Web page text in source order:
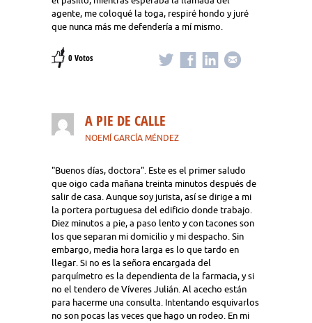
agente, me coloqué la toga, respiré hondo y juré
que nunca más me defendería a mí mismo.
0 Votos
A PIE DE CALLE
NOEMÍ GARCÍA MÉNDEZ
"Buenos días, doctora". Este es el primer saludo
que oigo cada mañana treinta minutos después de
salir de casa. Aunque soy jurista, así se dirige a mi
la portera portuguesa del edificio donde trabajo.
Diez minutos a pie, a paso lento y con tacones son
los que separan mi domicilio y mi despacho. Sin
embargo, media hora larga es lo que tardo en
llegar. Si no es la señora encargada del
parquímetro es la dependienta de la farmacia, y si
no el tendero de Víveres Julián. Al acecho están
para hacerme una consulta. Intentando esquivarlos
no son pocas las veces que hago un rodeo. En mi